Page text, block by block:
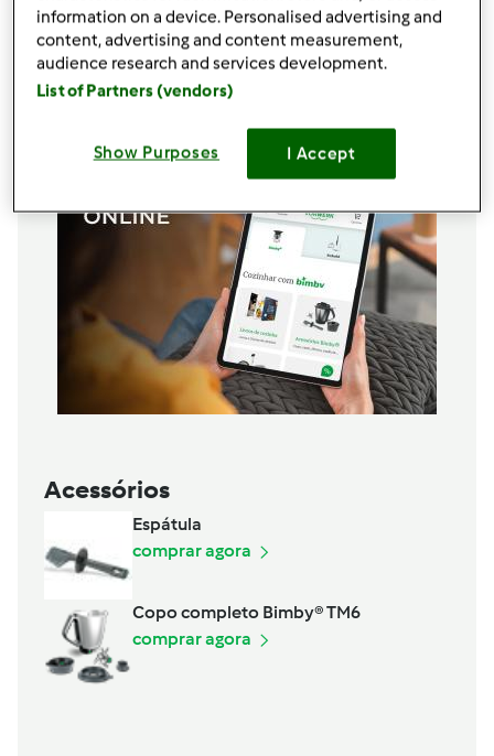
100 gr. agua
4gemas de ovo
Sumo de 1 limao
Adicionar à lista de compras
Acessórios
Espátula
comprar agora
Copo completo Bimby® TM6
comprar agora
information on a device. Personalised advertising and
content, advertising and content measurement,
audience research and services development.
List of Partners (vendors)
Show Purposes I Accept